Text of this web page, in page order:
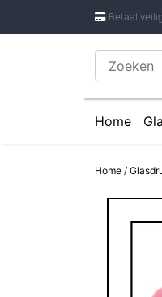
Betaal
Home
Home /